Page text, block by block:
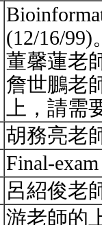
(12/16/99)
董馨蓮老
詹世鵬老
上，請需
胡務亮老
Final-
呂紹俊老
游老師的